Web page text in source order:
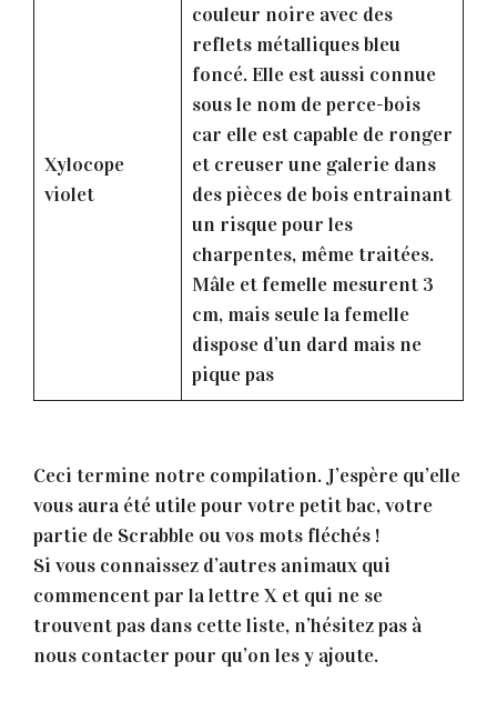
Xylocope
violet
couleur noire avec des
reflets métalliques bleu
foncé. Elle est aussi connue
sous le nom de perce-bois
car elle est capable de ronger
et creuser une galerie dans
des pièces de bois entrainant
un risque pour les
charpentes, même traitées.
Mâle et femelle mesurent 3
cm, mais seule la femelle
dispose d’un dard mais ne
pique pas
Ceci termine notre compilation. J’espère qu’elle
vous aura été utile pour votre petit bac, votre
partie de Scrabble ou vos mots fléchés !
Si vous connaissez d’autres animaux qui
commencent par la lettre X et qui ne se
trouvent pas dans cette liste, n’hésitez pas à
nous contacter pour qu’on les y ajoute.